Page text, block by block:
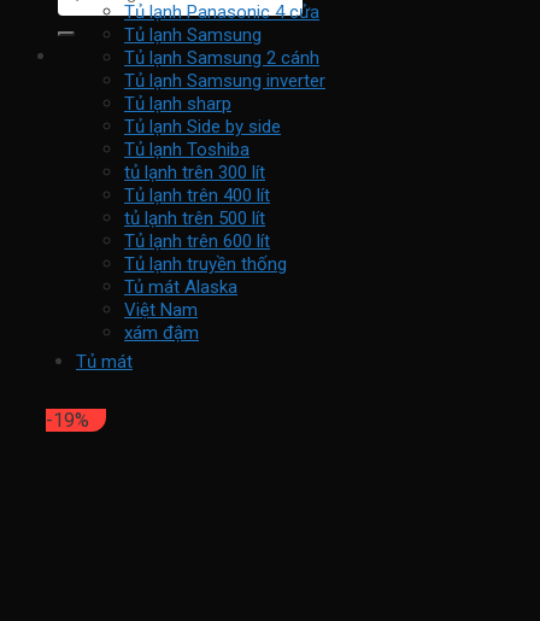
Tủ lạnh Panasonic 4 cửa
Tủ lạnh Samsung
Tủ lạnh Samsung 2 cánh
Tủ lạnh Samsung inverter
Tủ lạnh sharp
Tủ lạnh Side by side
Tủ lạnh Toshiba
tủ lạnh trên 300 lít
Tủ lạnh trên 400 lít
tủ lạnh trên 500 lít
Tủ lạnh trên 600 lít
Tủ lạnh truyền thống
Tủ mát Alaska
Việt Nam
xám đậm
Tủ mát
-19%